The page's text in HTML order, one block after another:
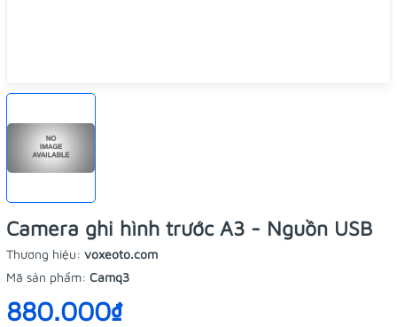
Camera ghi hình trước A3 - Nguồn USB
Thương hiệu: voxeoto.com
Mã sản phẩm: Camq3
880.000₫